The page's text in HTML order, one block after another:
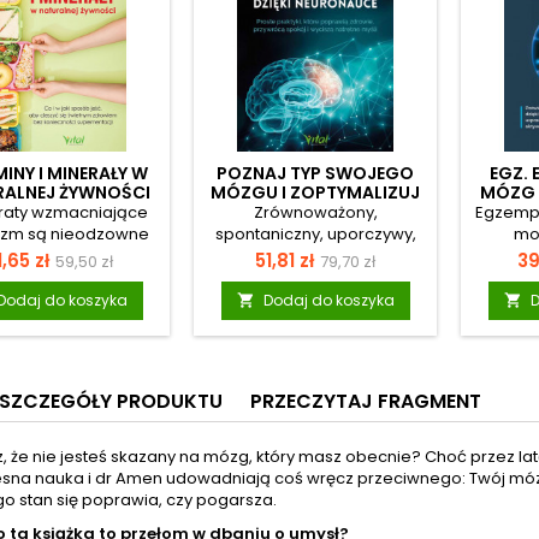
I MINERAŁY W
ŻYWNOŚCI
wzmacniające
są nieodzowne
zdrowia.
zasad
odżywiania bywa
poważnych
zapalne i obniża
odporność (to
braku witamin C
tej książce
się, jak naturalne
odżywcze
wpływają na
zł Cena
podstawowa
59,50 zł
do koszyka
POZNAJ TYP SWOJEGO
MÓZGU I ZOPTYMALIZUJ
GO DZIĘKI NEURONAUCE
Zrównoważony,
spontaniczny, uporczywy,
wrażliwy i ostrożny. To pięć
głównych typów mózgu,
które odkrył Autor po
przeanalizowaniu ponad
200 tysięcy skanów mózgu.
dowiedzieć się więcej o
tym, jak komunikujesz się ze
światem. Ułatwi poznanie
strategii, dzięki którym
możesz zoptymalizować
mózg, by pokonać niektóre
Cena
51,81 zł Cena
podstawowa
79,70 zł
 Dodaj do koszyka
EGZ.
MÓZG
jest

SZCZEGÓŁY PRODUKTU PRZECZYTAJ FRAGMENT
że nie jesteś skazany na mózg, który masz obecnie? Choć przez
nauka i dr Amen udowadniają coś wręcz przeciwnego: Twój
stan się poprawia, czy pogarsza.
ta książka to przełom w dbaniu o umysł?